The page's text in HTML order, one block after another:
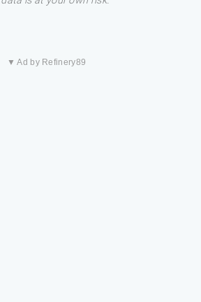
▼ Ad by Refinery89